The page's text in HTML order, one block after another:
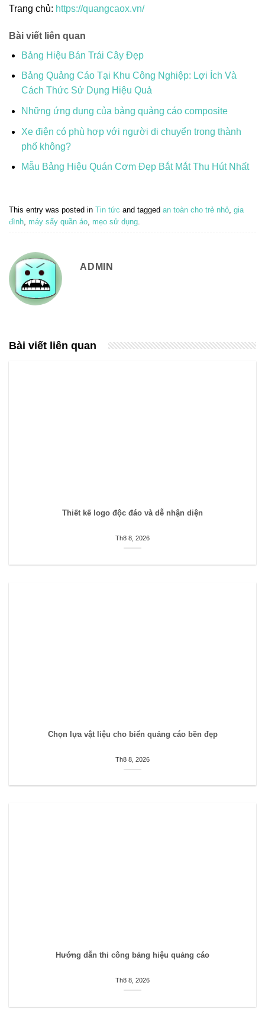
Trang chủ: https://quangcaox.vn/
Bài viết liên quan
Bảng Hiệu Bán Trái Cây Đẹp
Bảng Quảng Cáo Tại Khu Công Nghiệp: Lợi Ích Và
Cách Thức Sử Dụng Hiệu Quả
Những ứng dụng của bảng quảng cáo composite
Xe điện có phù hợp với người di chuyển trong thành
phố không?
Mẫu Bảng Hiệu Quán Cơm Đẹp Bắt Mắt Thu Hút Nhất
This entry was posted in Tin tức and tagged an toàn cho trẻ nhỏ, gia
đình, máy sấy quần áo, mẹo sử dụng.
ADMIN
Bài viết liên quan
Thiết kế logo độc đáo và dễ nhận diện
Th8 8, 2026
Chọn lựa vật liệu cho biển quảng cáo bền đẹp
Th8 8, 2026
Hướng dẫn thi công bảng hiệu quảng cáo
Th8 8, 2026